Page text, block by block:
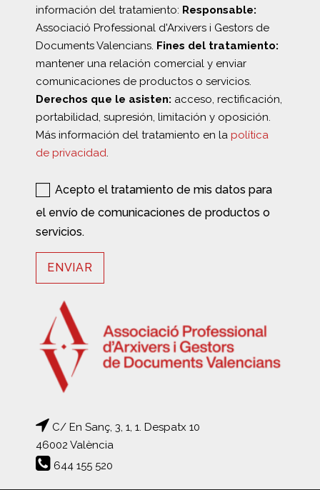
información del tratamiento: Responsable:
Associació Professional d'Arxivers i Gestors de
Documents Valencians. Fines del tratamiento:
mantener una relación comercial y enviar
comunicaciones de productos o servicios.
Derechos que le asisten: acceso, rectificación,
portabilidad, supresión, limitación y oposición.
Más información del tratamiento en la política
de privacidad.
Acepto el tratamiento de mis datos para
el envío de comunicaciones de productos o
servicios.
C/ En Sanç, 3, 1, 1. Despatx 10
46002 València
644 155 520